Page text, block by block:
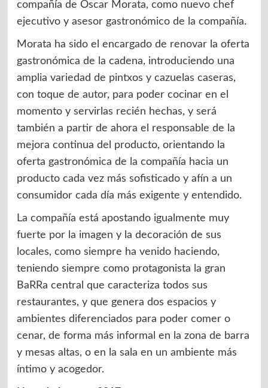
compañía de Óscar Morata, como nuevo chef
ejecutivo y asesor gastronómico de la compañía.
Morata ha sido el encargado de renovar la oferta
gastronómica de la cadena, introduciendo una
amplia variedad de pintxos y cazuelas caseras,
con toque de autor, para poder cocinar en el
momento y servirlas recién hechas, y será
también a partir de ahora el responsable de la
mejora continua del producto, orientando la
oferta gastronómica de la compañía hacia un
producto cada vez más sofisticado y afín a un
consumidor cada día más exigente y entendido.
La compañía está apostando igualmente muy
fuerte por la imagen y la decoración de sus
locales, como siempre ha venido haciendo,
teniendo siempre como protagonista la gran
BaRRa central que caracteriza todos sus
restaurantes, y que genera dos espacios y
ambientes diferenciados para poder comer o
cenar, de forma más informal en la zona de barra
y mesas altas, o en la sala en un ambiente más
íntimo y acogedor.